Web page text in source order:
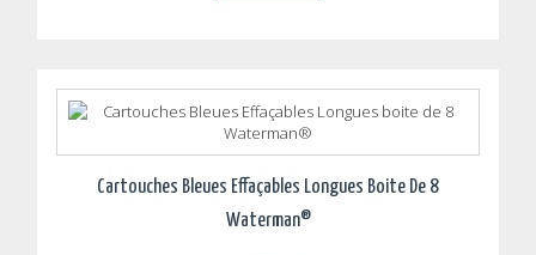
Cartouches Bleues Effaçables Longues Boite De 8
Waterman®